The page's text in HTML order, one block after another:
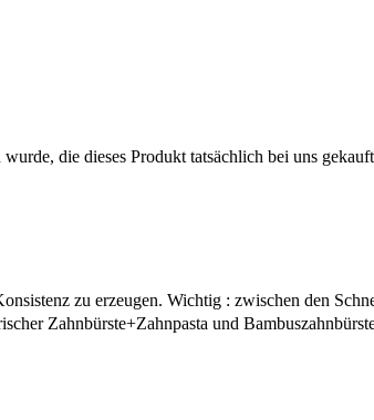
die dieses Produkt tatsächlich bei uns
zu erzeugen. Wichtig : zwischen den
Zahnbürste+Zahnpasta und